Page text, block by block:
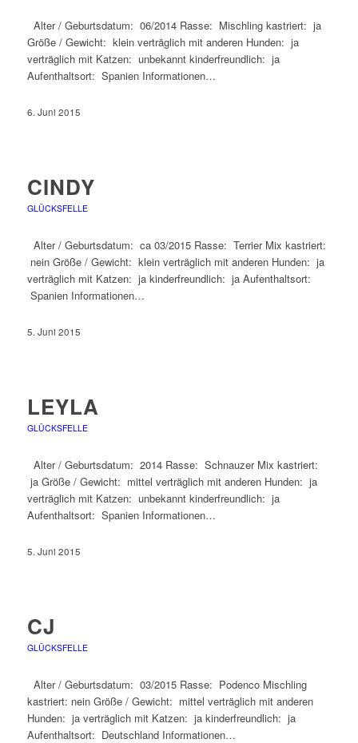
Alter / Geburtsdatum: 06/2014 Rasse: Mischling kastriert: ja
Größe / Gewicht: klein verträglich mit anderen Hunden: ja
verträglich mit Katzen: unbekannt kinderfreundlich: ja
Aufenthaltsort: Spanien Informationen…
6. Juni 2015
CINDY
GLÜCKSFELLE
Alter / Geburtsdatum: ca 03/2015 Rasse: Terrier Mix kastriert:
nein Größe / Gewicht: klein verträglich mit anderen Hunden: ja
verträglich mit Katzen: ja kinderfreundlich: ja Aufenthaltsort:
Spanien Informationen…
5. Juni 2015
LEYLA
GLÜCKSFELLE
Alter / Geburtsdatum: 2014 Rasse: Schnauzer Mix kastriert:
ja Größe / Gewicht: mittel verträglich mit anderen Hunden: ja
verträglich mit Katzen: unbekannt kinderfreundlich: ja
Aufenthaltsort: Spanien Informationen…
5. Juni 2015
CJ
GLÜCKSFELLE
Alter / Geburtsdatum: 03/2015 Rasse: Podenco Mischling
kastriert: nein Größe / Gewicht: mittel verträglich mit anderen
Hunden: ja verträglich mit Katzen: ja kinderfreundlich: ja
Aufenthaltsort: Deutschland Informationen…